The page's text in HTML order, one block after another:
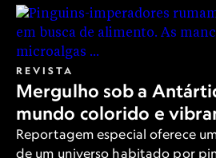
REVISTA
Mergulho sob a
mundo colorido e
Reportagem especial oferece
de um universo habitado por